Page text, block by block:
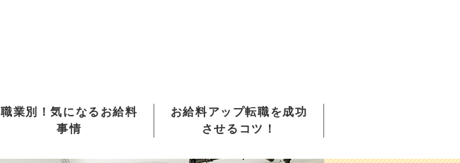
職業別！気になるお給料
事情
お給料アップ転職を成功
させるコツ！